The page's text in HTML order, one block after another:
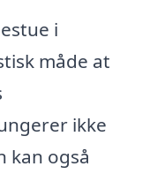
i
måde at
ikke
kan også